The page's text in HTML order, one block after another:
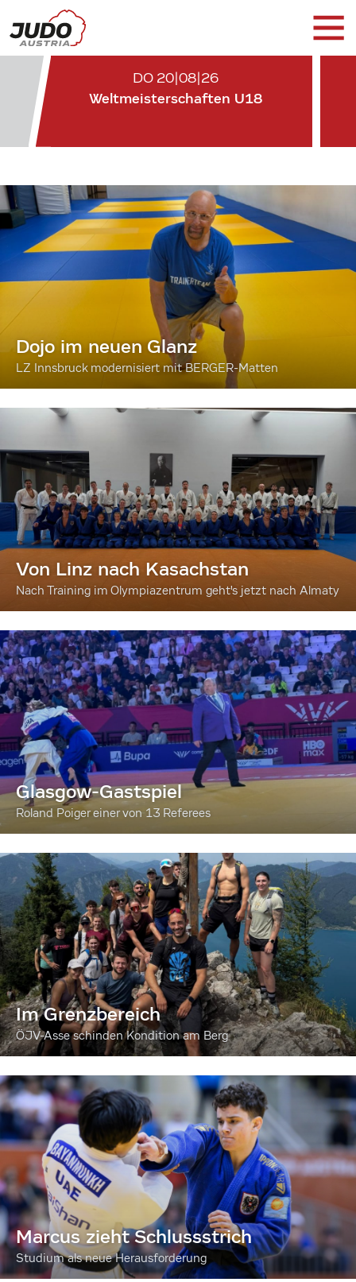
DO 20|08|26
Weltmeisterschaften U18
Dojo im neuen Glanz
LZ Innsbruck modernisiert mit BERGER-Matten
Von Linz nach Kasachstan
Nach Training im Olympiazentrum geht's jetzt nach Almaty
Glasgow-Gastspiel
Roland Poiger einer von 13 Referees
Im Grenzbereich
ÖJV-Asse schinden Kondition am Berg
Marcus zieht Schlussstrich
Studium als neue Herausforderung